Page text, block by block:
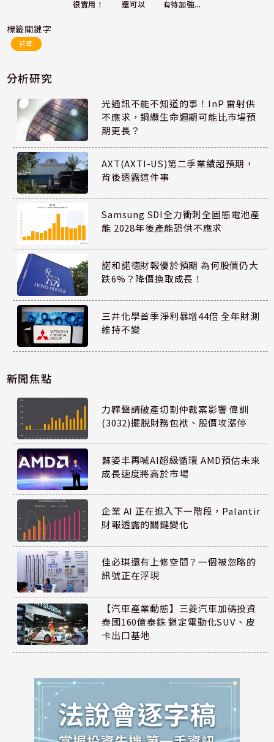
很實用！ 還可以 有待加強...
標籤關鍵字
菸草
分析研究
光通訊不能不知道的事！InP 雷射供
不應求，銅纜生命週期可能比市場預
期更長？
AXT(AXTI-US)第二季業績超預期，
背後透露這件事
Samsung SDI全力衝刺全固態電池產
能 2028年後產能恐供不應求
諾和諾德財報優於預期 為何股價仍大
跌6%？降價換取成長！
三井化學首季淨利暴增44倍 全年財測
維持不變
新聞焦點
力韡聲請破產切割仲裁案影響 偉訓
(3032)擺脫財務包袱、股價攻漲停
蘇姿丰再喊AI超級循環 AMD預估未來
成長速度將高於市場
企業 AI 正在進入下一階段，Palantir
財報透露的關鍵變化
佳必琪還有上修空間？一個被忽略的
訊號正在浮現
【汽車產業動態】三菱汽車加碼投資
泰國160億泰銖 鎖定電動化SUV、皮
卡出口基地